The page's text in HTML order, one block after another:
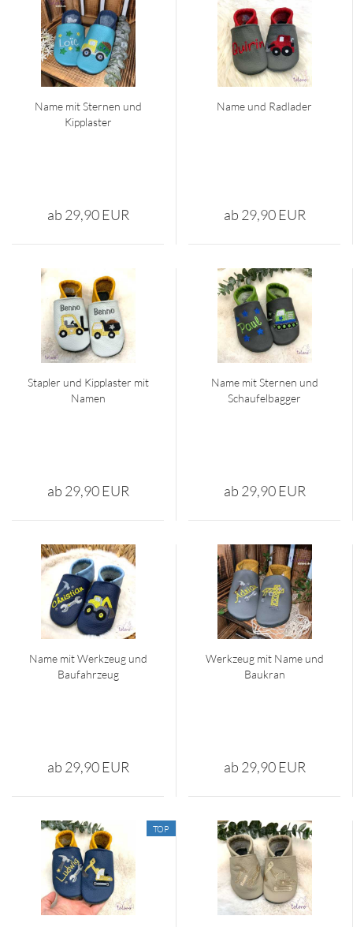
Name mit Ster­nen und
Kipp­las­ter
ab 29,90 EUR
Name und Rad­la­der
ab 29,90 EUR
Stap­ler und Kipp­las­ter mit
Namen
ab 29,90 EUR
Name mit Ster­nen und
Schau­fel­bag­ger
ab 29,90 EUR
Name mit Werk­zeug und
Bau­fahr­zeug
ab 29,90 EUR
Werk­zeug mit Name und
Bau­kran
ab 29,90 EUR
TOP